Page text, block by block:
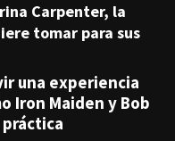
Carpenter, la
tomar para sus
una experiencia
Iron Maiden y Bob